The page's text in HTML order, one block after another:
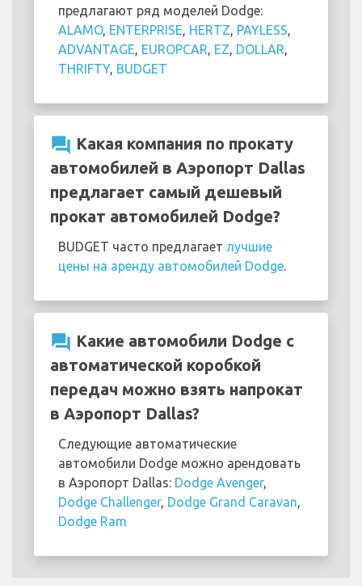
предлагают ряд моделей Dodge:
ALAMO, ENTERPRISE, HERTZ, PAYLESS,
ADVANTAGE, EUROPCAR, EZ, DOLLAR,
THRIFTY, BUDGET
question_answer Какая компания по прокату
автомобилей в Аэропорт Dallas
предлагает самый дешевый
прокат автомобилей Dodge?
BUDGET часто предлагает лучшие
цены на аренду автомобилей Dodge.
question_answer Какие автомобили Dodge с
автоматической коробкой
передач можно взять напрокат
в Аэропорт Dallas?
Следующие автоматические
автомобили Dodge можно арендовать
в Аэропорт Dallas: Dodge Avenger,
Dodge Challenger, Dodge Grand Caravan,
Dodge Ram